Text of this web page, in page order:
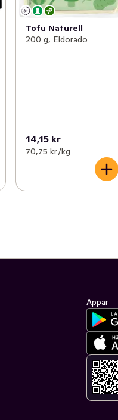
Tofu Naturell
200 g, Eldorado
14,15 kr
70,75 kr /kg
Appar